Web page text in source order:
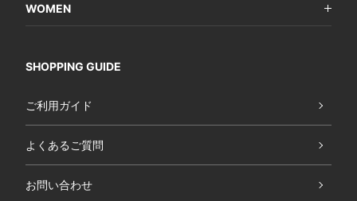
WOMEN
SHOPPING GUIDE
ご利用ガイド
よくあるご質問
お問い合わせ